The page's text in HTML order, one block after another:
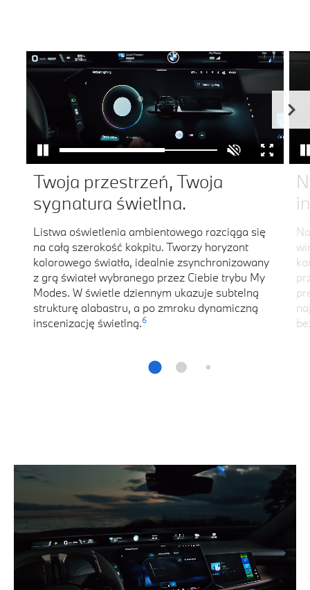
Twoja przestrzeń, Twoja
sygnatura świetlna.
Listwa oświetlenia ambientowego rozciąga się
na całą szerokość kokpitu. Tworzy horyzont
kolorowego światła, idealnie zsynchronizowany
z grą świateł wybranego przez Ciebie trybu My
Modes. W świetle dziennym ukazuje subtelną
strukturę alabastru, a po zmroku dynamiczną
inscenizację świetlną.6